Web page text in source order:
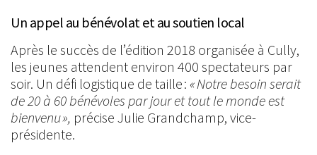
Un appel au bénévolat et au soutien local
Après le succès de l’édition 2018 organisée à Cully,
les jeunes attendent environ 400 spectateurs par
soir. Un défi logistique de taille : « Notre besoin serait
de 20 à 60 bénévoles par jour et tout le monde est
bienvenu », précise Julie Grandchamp, vice-
présidente.